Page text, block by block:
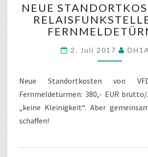
FÜR
NEUE
2. Juli 2017
Neue Standortkosten von
Fernmeldetürmen: 380,- EUR
„keine Kleinigkeit“. Aber
schaffen!